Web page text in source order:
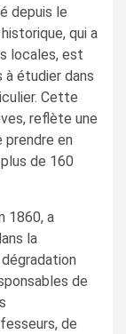
depuis le
qui a
locales, est
à étudier dans
Cette
reflète une
prendre en
de 160
1860, a
la
de
de